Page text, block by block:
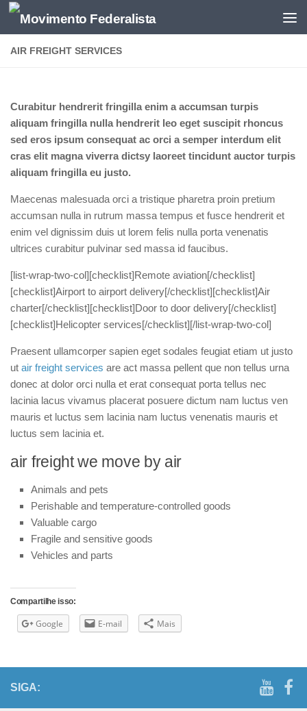
AIR FREIGHT SERVICES
Curabitur hendrerit fringilla enim a accumsan turpis
aliquam fringilla nulla hendrerit leo eget suscipit rhoncus
sed eros ipsum consequat ac orci a semper interdum elit
cras elit magna viverra dictsy laoreet tincidunt auctor turpis
aliquam fringilla eu justo.
Maecenas malesuada orci a tristique pharetra proin pretium
accumsan nulla in rutrum massa tempus et fusce hendrerit et
enim vel dignissim duis ut lorem felis nulla porta venenatis
ultrices curabitur pulvinar sed massa id faucibus.
[list-wrap-two-col][checklist]Remote aviation[/checklist]
[checklist]Airport to airport delivery[/checklist][checklist]Air
charter[/checklist][checklist]Door to door delivery[/checklist]
[checklist]Helicopter services[/checklist][/list-wrap-two-col]
Praesent ullamcorper sapien eget sodales feugiat etiam ut justo
ut air freight services are act massa pellent que non tellus urna
donec at dolor orci nulla et erat consequat porta tellus nec
lacinia lacus vivamus placerat posuere dictum nam luctus ven
mauris et luctus sem lacinia nam luctus venenatis mauris et
luctus sem lacinia et.
air freight we move by air
Animals and pets
Perishable and temperature-controlled goods
Valuable cargo
Fragile and sensitive goods
Vehicles and parts
Compartilhe isso:
Google E-mail Mais
SIGA: